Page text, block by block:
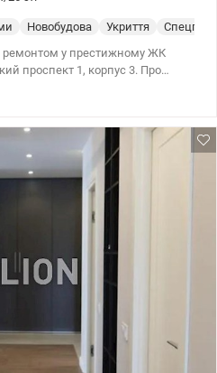
Новобудова Укриття
ремонтом у престижному ЖК
проспект 1, корпус 3. Про
Продумане функціональне
на лоджію, 2 окремі
простора вітальня, окремий
відомих брендів — все для
ремонту, ніхто не проживав
та комплексу:
оздобленням. Чотири
та генератор забезпечують
Закрита територія з охороною,
Підземний і
на березі озера та
флорою, вело- та
майданчиками та
Поруч магазини,